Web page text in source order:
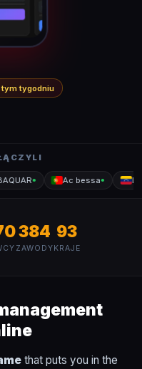
tym tygodniu
● Ac bessa●
384
ZAWODY
93
KRAJE
that puts you in the